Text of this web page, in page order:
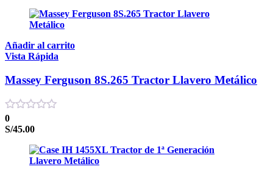
Añadir al carrito
Vista Rápida
Massey Ferguson 8S.265 Tractor Llavero Metálico
0
S/45.00